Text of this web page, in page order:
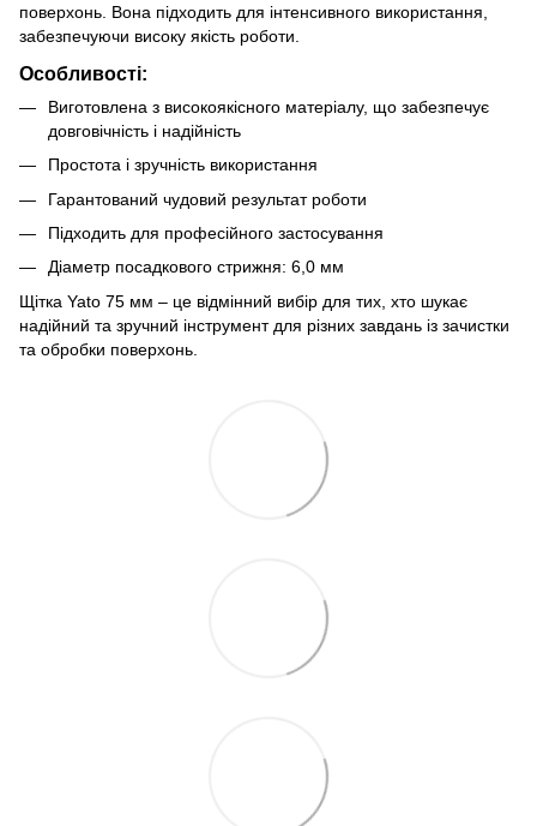
поверхонь. Вона підходить для інтенсивного використання,
забезпечуючи високу якість роботи.
Особливості:
Виготовлена з високоякісного матеріалу, що забезпечує
довговічність і надійність
Простота і зручність використання
Гарантований чудовий результат роботи
Підходить для професійного застосування
Діаметр посадкового стрижня: 6,0 мм
Щітка Yato 75 мм – це відмінний вибір для тих, хто шукає
надійний та зручний інструмент для різних завдань із зачистки
та обробки поверхонь.